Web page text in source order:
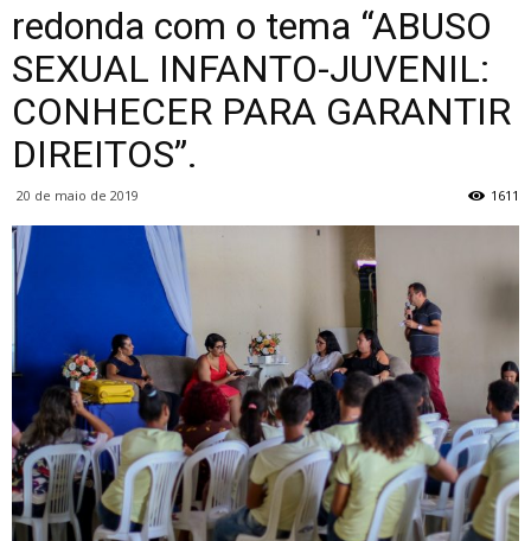
Piritiba
redonda com o tema “ABUSO
SEXUAL INFANTO-JUVENIL:
CONHECER PARA GARANTIR
DIREITOS”.
20 de maio de 2019 1611